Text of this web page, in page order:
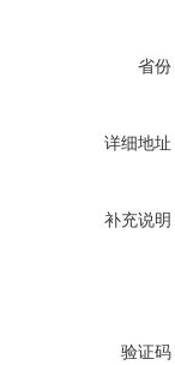
省份
详细地址
补充说明
验证码